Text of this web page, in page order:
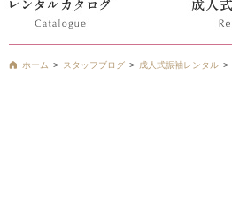
ホーム スタッフブログ 成人式振袖レンタル